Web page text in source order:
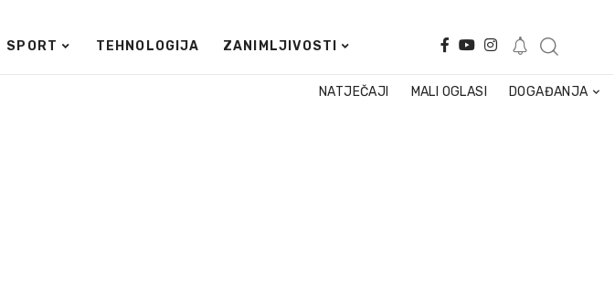
SPORT TEHNOLOGIJA ZANIMLJIVOSTI
NATJEČAJI MALI OGLASI DOGAĐANJA